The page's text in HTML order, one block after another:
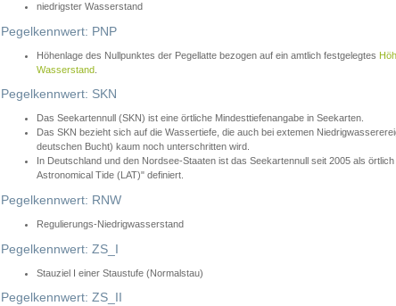
niedrigster Wasserstand
Pegelkennwert: PNP
Höhenlage des Nullpunktes der Pegellatte bezogen auf ein amtlich festgelegtes
Wasserstand
Pegelkennwert: SKN
Das Seekartennull (SKN) ist eine örtliche Mindesttiefenangabe in Seekarten.
Das SKN bezieht sich auf die Wassertiefe, die auch bei extemen
deutschen Bucht) kaum noch unterschritten wird.
In Deutschland und den Nordsee-Staaten ist das Seekartennull seit 2005 als
Astronomical Tide (LAT)" definiert.
Pegelkennwert: RNW
Regulierungs-Niedrigwasserstand
Pegelkennwert: ZS_I
Stauziel I einer Staustufe (Normalstau)
Pegelkennwert: ZS_II